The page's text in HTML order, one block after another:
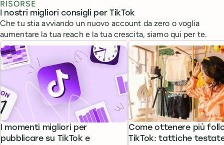
RISORSE
I nostri migliori consigli per TikTok
Che tu stia avviando un nuovo account da zero o voglia
aumentare la tua reach e la tua crescita, siamo qui per te.
I momenti migliori per
pubblicare su TikTok e
Come ottenere più
TikTok: tattiche